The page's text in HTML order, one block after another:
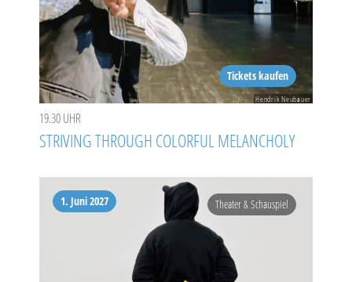
Hendrik Neubauer
Tickets kaufen
19.30 UHR
STRIVING THROUGH COLORFUL MELANCHOLY
1. Juni 2027 Theater & Schauspiel